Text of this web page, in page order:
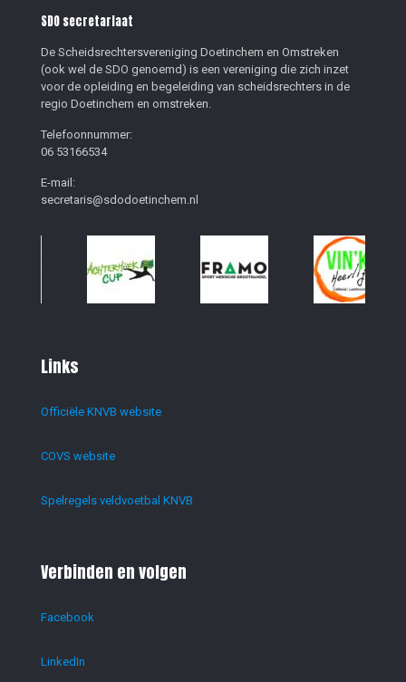
SDO secretariaat
De Scheidsrechtersvereniging Doetinchem en Omstreken
(ook wel de SDO genoemd) is een vereniging die zich inzet
voor de opleiding en begeleiding van scheidsrechters in de
regio Doetinchem en omstreken.
Telefoonnummer:
06 53166534
E-mail:
secretaris@sdodoetinchem.nl
Links
Officiële KNVB website
COVS website
Spelregels veldvoetbal KNVB
Verbinden en volgen
Facebook
LinkedIn